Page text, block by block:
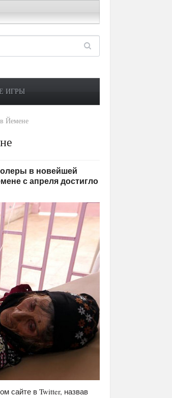
ИГРЫ
Йемене
в новейшей
с апреля достигло
сайте в Twitter, назвав